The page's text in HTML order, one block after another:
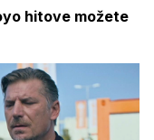
hitove možete